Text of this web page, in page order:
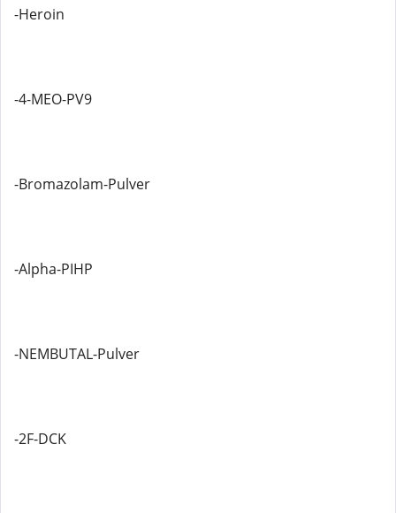
-Heroin
-4-MEO-PV9
-Bromazolam-Pulver
-Alpha-PIHP
-NEMBUTAL-Pulver
-2F-DCK